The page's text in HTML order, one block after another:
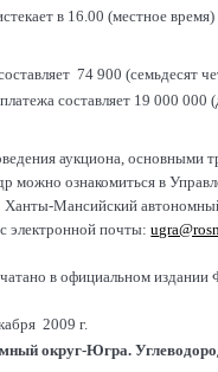
в 16.00 (местное время)
74 900 (семьдесят
составляет 19 000 000
аукциона, основными
можно ознакомиться в
Мансийский
электронной почты:
в официальном издании
2009 г.
округ-Югра.